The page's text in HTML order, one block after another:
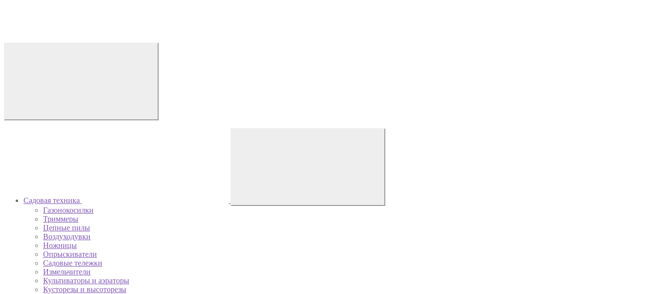
Садовая техника
Газонокосилки
Триммеры
Цепные пилы
Воздуходувки
Ножницы
Опрыскиватели
Садовые тележки
Измельчители
Культиваторы и аэраторы
Кусторезы и высоторезы